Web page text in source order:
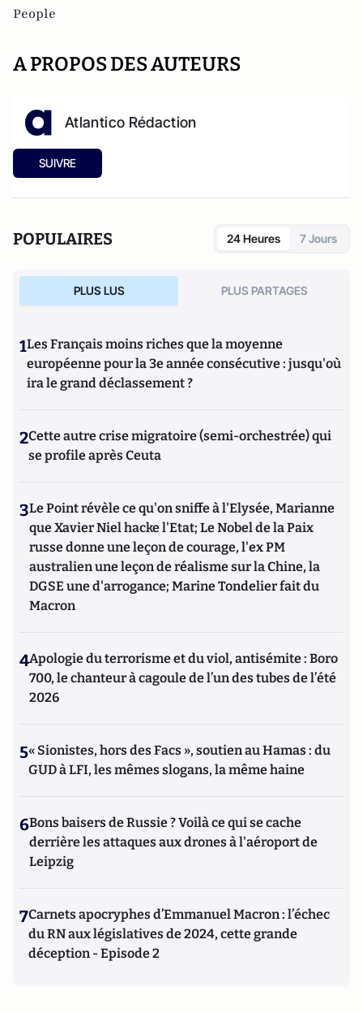
People
A PROPOS DES AUTEURS
Atlantico Rédaction
SUIVRE
POPULAIRES 24 Heures 7 Jours
PLUS LUS PLUS PARTAGES
1Les Français moins riches que la moyenne
européenne pour la 3e année consécutive : jusqu'où
ira le grand déclassement ?
2Cette autre crise migratoire (semi-orchestrée) qui
se profile après Ceuta
3Le Point révèle ce qu'on sniffe à l'Elysée, Marianne
que Xavier Niel hacke l'Etat; Le Nobel de la Paix
russe donne une leçon de courage, l'ex PM
australien une leçon de réalisme sur la Chine, la
DGSE une d'arrogance; Marine Tondelier fait du
Macron
4Apologie du terrorisme et du viol, antisémite : Boro
700, le chanteur à cagoule de l’un des tubes de l’été
2026
5« Sionistes, hors des Facs », soutien au Hamas : du
GUD à LFI, les mêmes slogans, la même haine
6Bons baisers de Russie ? Voilà ce qui se cache
derrière les attaques aux drones à l'aéroport de
Leipzig
7Carnets apocryphes d’Emmanuel Macron : l’échec
du RN aux législatives de 2024, cette grande
déception - Episode 2